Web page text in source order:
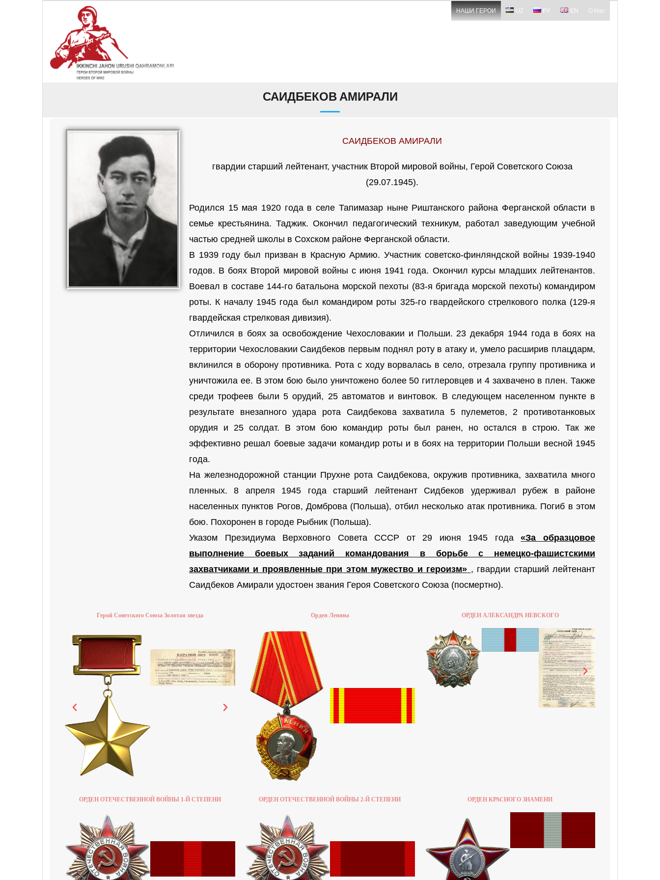
НАШИ ГЕРОИ UZ РУ EN О Нас
САИДБЕКОВ АМИРАЛИ
САИДБЕКОВ АМИРАЛИ
гвардии старший лейтенант, участник Второй мировой войны, Герой Советского Союза
(29.07.1945).
Родился 15 мая 1920 года в селе Тапимазар ныне Риштанского района Ферганской области в
семье крестьянина. Таджик. Окончил педагогический техникум, работал заведующим учебной
частью средней школы в Сохском районе Ферганской области.
В 1939 году был призван в Красную Армию. Участник советско-финляндской войны 1939-1940
годов. В боях Второй мировой войны с июня 1941 года. Окончил курсы младших лейтенантов.
Воевал в составе 144-го батальона морской пехоты (83-я бригада морской пехоты) командиром
роты. К началу 1945 года был командиром роты 325-го гвардейского стрелкового полка (129-я
гвардейская стрелковая дивизия).
Отличился в боях за освобождение Чехословакии и Польши. 23 декабря 1944 года в боях на
территории Чехословакии Саидбеков первым поднял роту в атаку и, умело расширив плацдарм,
вклинился в оборону противника. Рота с ходу ворвалась в село, отрезала группу противника и
уничтожила ее. В этом бою было уничтожено более 50 гитлеровцев и 4 захвачено в плен. Также
среди трофеев были 5 орудий, 25 автоматов и винтовок. В следующем населенном пункте в
результате внезапного удара рота Саидбекова захватила 5 пулеметов, 2 противотанковых
орудия и 25 солдат. В этом бою командир роты был ранен, но остался в строю. Так же
эффективно решал боевые задачи командир роты и в боях на территории Польши весной 1945
года.
На железнодорожной станции Прухне рота Саидбекова, окружив противника, захватила много
пленных. 8 апреля 1945 года старший лейтенант Сидбеков удерживал рубеж в районе
населенных пунктов Рогов, Домброва (Польша), отбил несколько атак противника. Погиб в этом
бою. Похоронен в городе Рыбник (Польша).
Указом Президиума Верховного Совета СССР от 29 июня 1945 года«За образцовое
выполнение боевых заданий командования в борьбе с немецко-фашистскими
захватчиками и проявленные при этом мужество и героизм» , гвардии старший лейтенант
Саидбеков Амирали удостоен звания Героя Советского Союза (посмертно).
Герой Советского Союза Золотая звезда Орден Ленина ОРДЕН АЛЕКСАНДРА НЕВСКОГО
ОРДЕН ОТЕЧЕСТВЕННОЙ ВОЙНЫ 1-Й СТЕПЕНИ ОРДЕН ОТЕЧЕСТВЕННОЙ ВОЙНЫ 2-Й СТЕПЕНИ ОРДЕН КРАСНОГО ЗНАМЕНИ